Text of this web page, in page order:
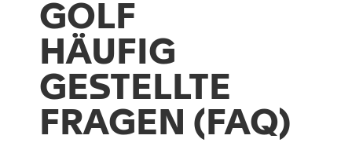
GOLF
HÄUFIG
GESTELLTE
FRAGEN (FAQ)